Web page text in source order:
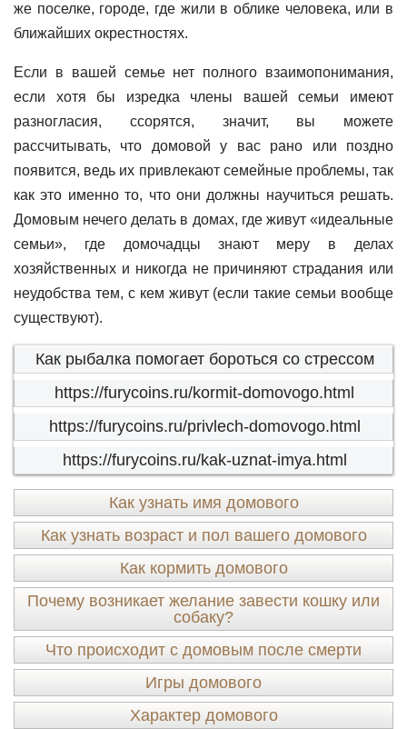
же поселке, городе, где жили в облике человека, или в
ближайших окрестностях.
Если в вашей семье нет полного взаимопонимания,
если хотя бы изредка члены вашей семьи имеют
разногласия, ссорятся, значит, вы можете
рассчитывать, что домовой у вас рано или поздно
появится, ведь их привлекают семейные проблемы, так
как это именно то, что они должны научиться решать.
Домовым нечего делать в домах, где живут «идеальные
семьи», где домочадцы знают меру в делах
хозяйственных и никогда не причиняют страдания или
неудобства тем, с кем живут (если такие семьи вообще
существуют).
Как рыбалка помогает бороться со стрессом
https://furycoins.ru/kormit-domovogo.html
https://furycoins.ru/privlech-domovogo.html
https://furycoins.ru/kak-uznat-imya.html
Как узнать имя домового
Как узнать возраст и пол вашего домового
Как кормить домового
Почему возникает желание завести кошку или
собаку?
Что происходит с домовым после смерти
Игры домового
Характер домового